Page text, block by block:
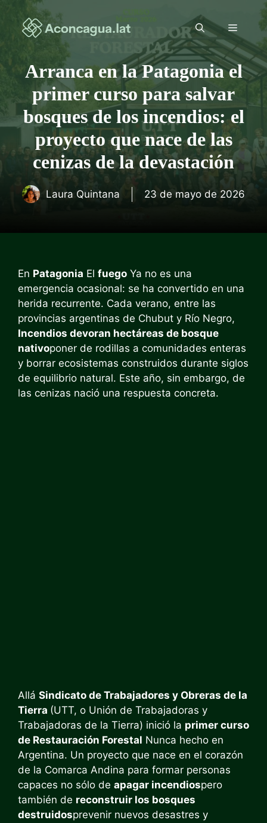
contenido
Menú
Arranca en la Patagonia el
primer curso para salvar
bosques de los incendios: el
proyecto que nace de las
cenizas de la devastación
Laura Quintana 23 de mayo de 2026
En Patagonia El fuego Ya no es una
emergencia ocasional: se ha convertido en una
herida recurrente. Cada verano, entre las
provincias argentinas de Chubut y Río Negro,
Incendios devoran hectáreas de bosque
nativoponer de rodillas a comunidades enteras
y borrar ecosistemas construidos durante siglos
de equilibrio natural. Este año, sin embargo, de
las cenizas nació una respuesta concreta.
Allá Sindicato de Trabajadores y Obreras de la
Tierra (UTT, o Unión de Trabajadoras y
Trabajadoras de la Tierra) inició la primer curso
de Restauración Forestal Nunca hecho en
Argentina. Un proyecto que nace en el corazón
de la Comarca Andina para formar personas
capaces no sólo de apagar incendiospero
también de reconstruir los bosques
destruidosprevenir nuevos desastres y